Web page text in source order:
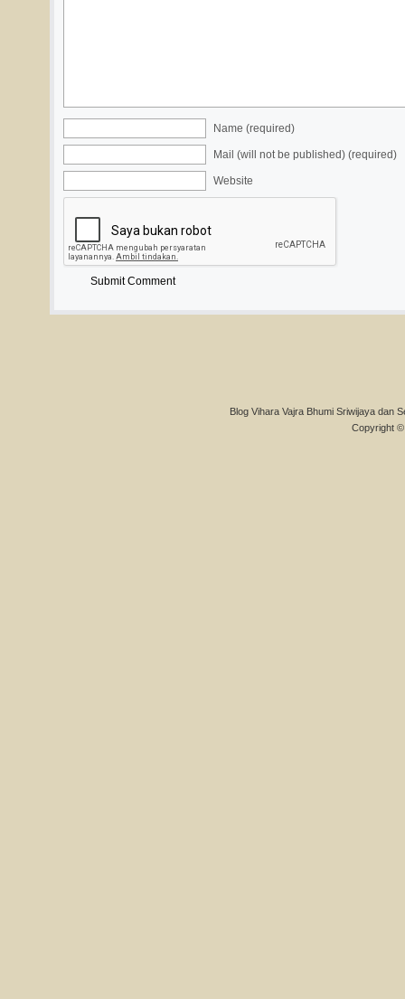
Name (required)
Mail (will not be published) (required)
Website
Blog Vihara Vajra Bhumi Sriwijaya dan
Copyright ©